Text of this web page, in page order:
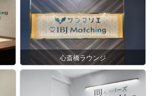
心斎橋ラウンジ